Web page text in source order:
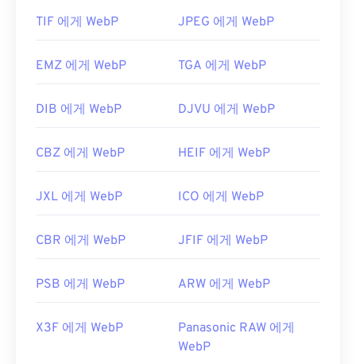
TIF 에게 WebP JPEG 에게 WebP
EMZ 에게 WebP TGA 에게 WebP
DIB 에게 WebP DJVU 에게 WebP
CBZ 에게 WebP HEIF 에게 WebP
JXL 에게 WebP ICO 에게 WebP
CBR 에게 WebP JFIF 에게 WebP
PSB 에게 WebP ARW 에게 WebP
X3F 에게 WebP
Panasonic RAW 에게
WebP